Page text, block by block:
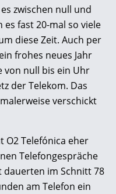
zwischen null und
fast 20-mal so viele
diese Zeit. Auch per
frohes neues Jahr
von null bis ein Uhr
der Telekom. Das
verschickt
O2 Telefónica eher
Telefongespräche
im Schnitt 78
am Telefon ein